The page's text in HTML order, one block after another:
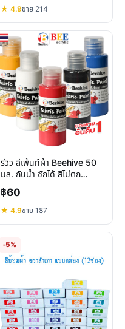
★ 4.9ขาย 214
รีวิว สีเพ้นท์ผ้า Beehive 50
มล. กันน้ำ ซักได้ สีไม่ตก
ทนทานทุกพื้นผิว
฿60
★ 4.9ขาย 187
-5%